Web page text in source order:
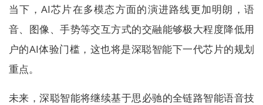
当下，AI芯片在多模态方面的演进路线更加明朗，语
音、图像、手势等交互方式的交融能够极大程度降低用
户的AI体验门槛，这也将是深聪智能下一代芯片的规划
重点。
未来，深聪智能将继续基于思必驰的全链路智能语音技